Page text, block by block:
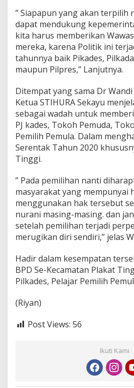
” Siapapun yang akan terpilih
dapat mendukung
kita harus memberikan
mereka, karena Politik ini
tahunnya baik Pikades,
maupun Pilpres,” Lanjutnya.
Ditempat yang sama Dr
Ketua STIHURA Sekayu
sebagai wadah untuk
PJ kades, Tokoh Pemuda,
Pemilih Pemula. Dalam
Serentak Tahun 2020
Tinggi.
” Pada pemilihan nanti
masyarakat yang mempunyai
menggunakan hak tersebut
nurani masing-masing. dan
setelah pemilihan terjadi
merugikan diri sendiri,” jelas
Hadir dalam kesempatan
BPD Se-Kecamatan Plakat
Pilkades, Pelajar Pemilih
(Riyan)
Post Views: 56
Ikuti Kami